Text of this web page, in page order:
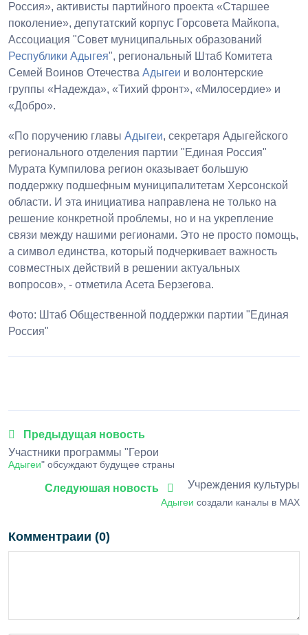
Россия», активисты партийного проекта «Старшее
поколение», депутатский корпус Горсовета Майкопа,
Ассоциация "Совет муниципальных образований
Республики Адыгея", региональный Штаб Комитета
Семей Воинов Отечества Адыгеи и волонтерские
группы «Надежда», «Тихий фронт», «Милосердие» и
«Добро».
«По поручению главы Адыгеи, секретаря Адыгейского
регионального отделения партии "Единая Россия"
Мурата Кумпилова регион оказывает большую
поддержку подшефным муниципалитетам Херсонской
области. И эта инициатива направлена не только на
решение конкретной проблемы, но и на укрепление
связи между нашими регионами. Это не просто помощь,
а символ единства, который подчеркивает важность
совместных действий в решении актуальных
вопросов», - отметила Асета Берзегова.
Фото: Штаб Общественной поддержки партии "Единая
Россия"
Предыдущая новость
Участники программы "Герои
Адыгеи" обсуждают будущее страны
Следуюшая новость Учреждения культуры
Адыгеи создали каналы в МАХ
Комментраии (0)